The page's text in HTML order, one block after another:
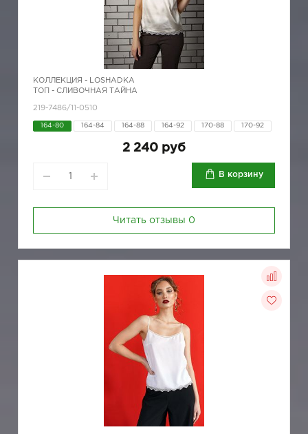
КОЛЛЕКЦИЯ - LOSHADKA
ТОП - СЛИВОЧНАЯ ТАЙНА
219-7486/11-0510
164-80 164-84 164-88 164-92 170-88 170-92
2 240 руб
В корзину
Читать отзывы 0